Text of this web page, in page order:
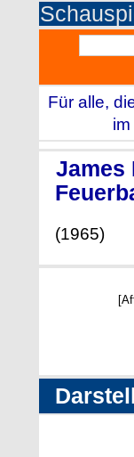
Für alle,
James
(1965)